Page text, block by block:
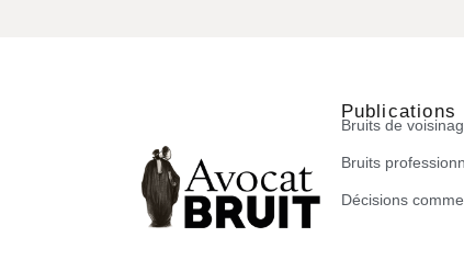
Publications
Bruits de
Bruits
Décisions